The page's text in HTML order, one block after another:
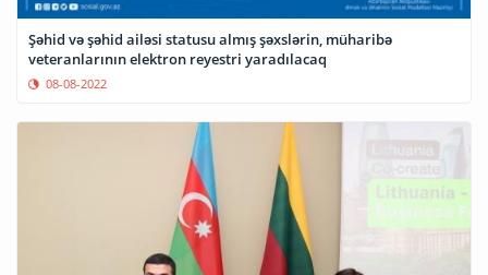
Şəhid və şəhid ailəsi statusu almış şəxslərin, müharibə
08-08-2022